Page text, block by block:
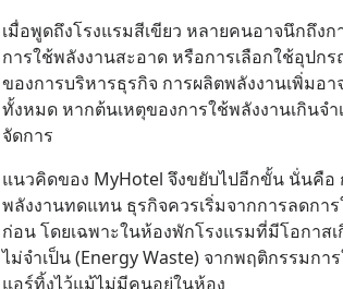
เมื่อพูดถึงโรงแรมสีเขียว หลายคนอาจนึกถึงก
การใช้พลังงานสะอาด หรือการเลือกใช้อุปก
ของการบริหารธุรกิจ การผลิตพลังงานเพิ่มอา
ทั้งหมด หากต้นเหตุของการใช้พลังงานเกินจำ
จัดการ
แนวคิดของ MyHotel จึงขยับไปอีกขั้น นั่นคือ
พลังงานทดแทน ธุรกิจควรเริ่มจากการลดกา
ก่อน โดยเฉพาะในห้องพักโรงแรมที่มีโอกาส
ไม่จำเป็น (Energy Waste) จากพฤติกรรมกา
แอร์ทิ้งไว้แม้ไม่มีคนอยู่ในห้อง